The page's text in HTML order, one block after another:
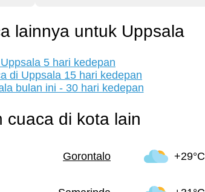
lainnya untuk Uppsala
5 hari kedepan
di Uppsala 15 hari kedepan
bulan ini - 30 hari kedepan
cuaca di kota lain
Gorontalo +29°C